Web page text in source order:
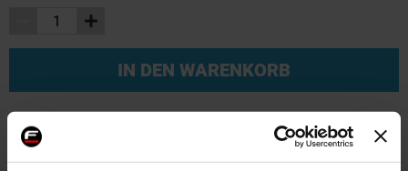
IN DEN WARENKORB
Weitere Informationen